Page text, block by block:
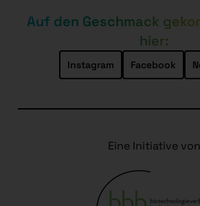
Auf den Geschmack
hier:
Instagram Facebook
Eine Initiative von